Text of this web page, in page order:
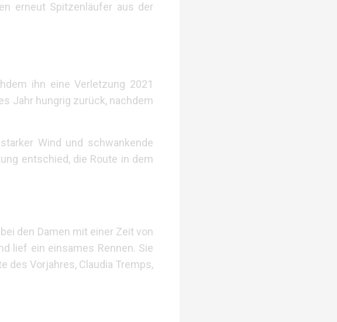
erneut Spitzenläufer aus der
ihn eine Verletzung 2021
Jahr hungrig zurück, nachdem
Wind und schwankende
entschied, die Route in dem
den Damen mit einer Zeit von
lief ein einsames Rennen. Sie
des Vorjahres, Claudia Tremps,